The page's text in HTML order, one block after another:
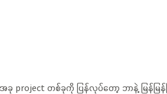
တစ်ခုကို ပြန်လုပ်တော့ ဘာနဲ့ မြန်မြန်ပ